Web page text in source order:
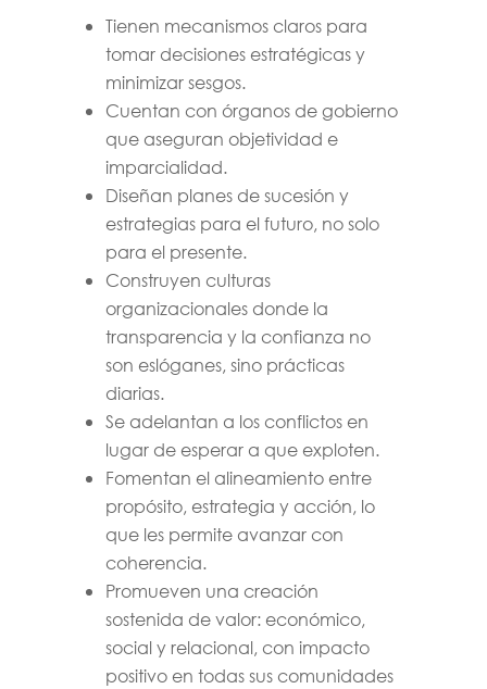
Tienen mecanismos claros para
tomar decisiones estratégicas y
minimizar sesgos.
Cuentan con órganos de gobierno
que aseguran objetividad e
imparcialidad.
Diseñan planes de sucesión y
estrategias para el futuro, no solo
para el presente.
Construyen culturas
organizacionales donde la
transparencia y la confianza no
son eslóganes, sino prácticas
diarias.
Se adelantan a los conflictos en
lugar de esperar a que exploten.
Fomentan el alineamiento entre
propósito, estrategia y acción, lo
que les permite avanzar con
coherencia.
Promueven una creación
sostenida de valor: económico,
social y relacional, con impacto
positivo en todas sus comunidades